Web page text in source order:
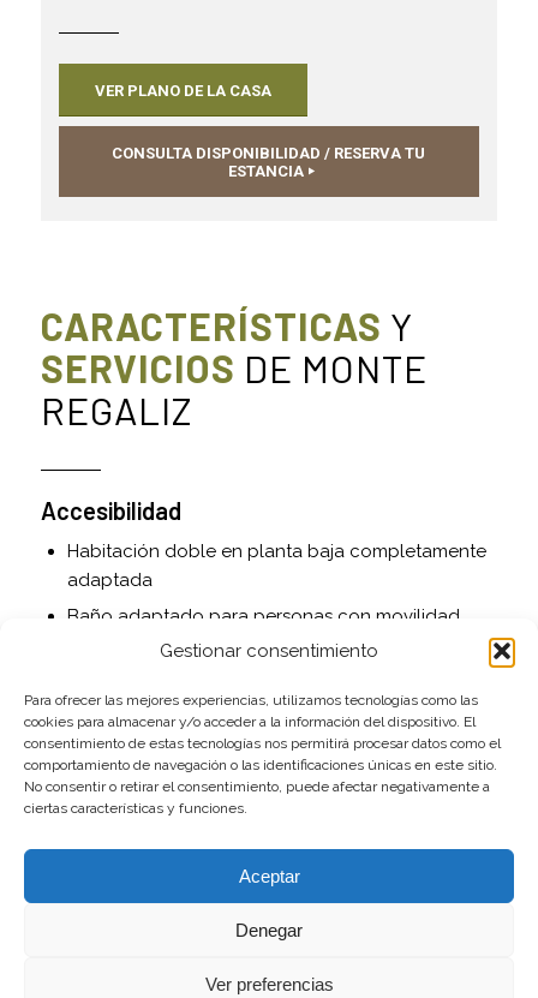
Gestionar consentimiento
Para ofrecer las mejores experiencias, utilizamos tecnologías como las
cookies para almacenar y/o acceder a la información del dispositivo. El
consentimiento de estas tecnologías nos permitirá procesar datos como el
comportamiento de navegación o las identificaciones únicas en este sitio.
No consentir o retirar el consentimiento, puede afectar negativamente a
ciertas características y funciones.
Aceptar
Denegar
Ver preferencias
VER PLANO DE LA CASA
CONSULTA DISPONIBILIDAD / RESERVA TU
ESTANCIA
CARACTERÍSTICAS Y
SERVICIOS DE MONTE
REGALIZ
Accesibilidad
Habitación doble en planta baja completamente
adaptada
Baño adaptado para personas con movilidad
Servicios adicionales
Cuna de viaje y trona disponibles bajo petición
Juguetes para niños
Cama supletoria opcional
Se admiten mascotas